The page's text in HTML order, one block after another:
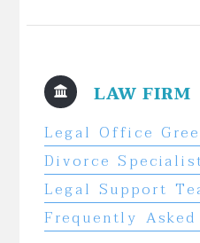
LAW FIRM
Legal Office
Divorce
Legal Support
Frequently